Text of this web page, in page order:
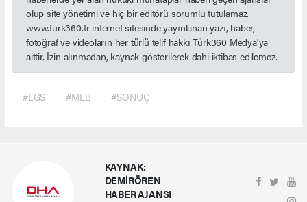
olup site yönetimi ve hiç bir editörü sorumlu tutulamaz.
www.turk360.tr internet sitesinde yayınlanan yazı, haber,
fotoğraf ve videoların her türlü telif hakkı Türk360 Medya'ya
aittir. İzin alınmadan, kaynak gösterilerek dahi iktibas edilemez.
#LGS #MEB #SONUÇ
KAYNAK:
DEMİRÖREN
HABER AJANSI